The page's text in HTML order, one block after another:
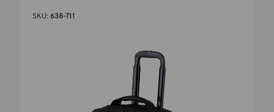
SKU: 638-711